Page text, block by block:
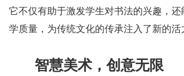
它不仅有助于激发学生对书法的兴趣，
学质量，为传统文化的传承注入了新的活
智慧美术，创意无限